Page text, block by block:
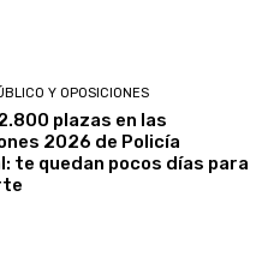
Y OPOSICIONES
plazas en las
2026 de Policía
te quedan pocos días para